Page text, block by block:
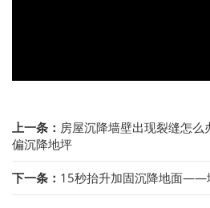
上一条： 房屋沉降墙壁出现裂缝怎
偏沉降地坪
下一条： 15秒抬升加固沉降地面——